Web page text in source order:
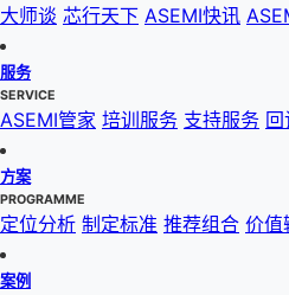
大师谈 芯行天下 ASEMI快讯
服务
SERVICE
ASEMI管家 培训服务 支持服务
方案
PROGRAMME
定位分析 制定标准 推荐组合 价值
案例